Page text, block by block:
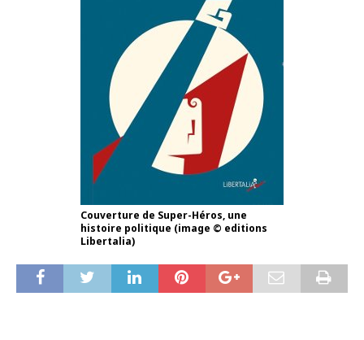
Couverture de Super-Héros, une
histoire politique (image © editions
Libertalia)